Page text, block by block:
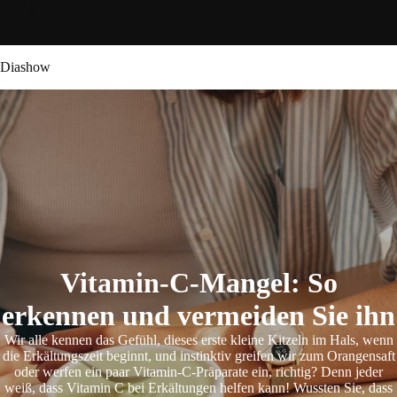
Diashow
Vitamin-C-Mangel: So
erkennen und vermeiden Sie ihn
Wir alle kennen das Gefühl, dieses erste kleine Kitzeln im Hals, wenn
die Erkältungszeit beginnt, und instinktiv greifen wir zum Orangensaft
oder werfen ein paar Vitamin-C-Präparate ein, richtig? Denn jeder
weiß, dass Vitamin C bei Erkältungen helfen kann! Wussten Sie, dass